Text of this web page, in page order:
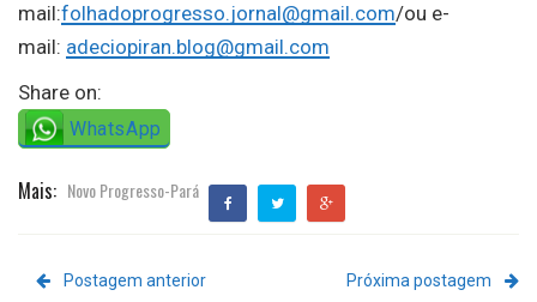
mail:folhadoprogresso.jornal@gmail.com/ou e-
mail: adeciopiran.blog@gmail.com
Share on:
WhatsApp
Mais: Novo Progresso-Pará
Postagem anterior Próxima postagem